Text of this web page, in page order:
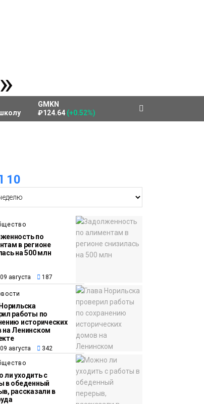
GMKN
₽124.64 (+0.52%)
10
по
в регионе
на 500 млн
августа 187
работы по
исторических
на Ленинском
августа 342
уходить с
в обеденный
рассказали в